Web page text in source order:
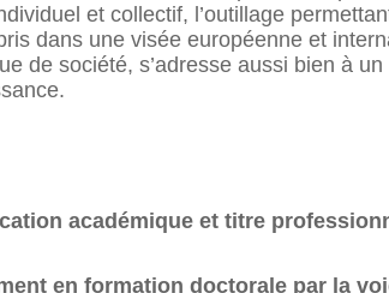
et collectif, l’outillage
dans une visée européenne et
de société, s’adresse aussi bien à
académique et titre
en formation doctorale par la